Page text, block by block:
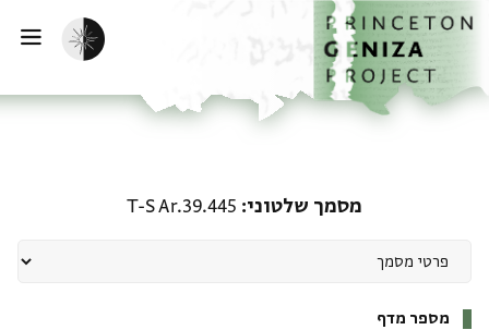
לתוכןהבית
הפעלת מצב כהה
מסמך שלטוני T-S Ar.39.445
מספר מדף